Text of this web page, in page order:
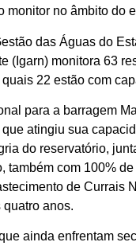
monitor no âmbito do
das Águas do
(Igarn) monitora 63
22 estão com
para a barragem
atingiu sua
do reservatório,
também com 100%
de Currais
anos.
ainda enfrentam